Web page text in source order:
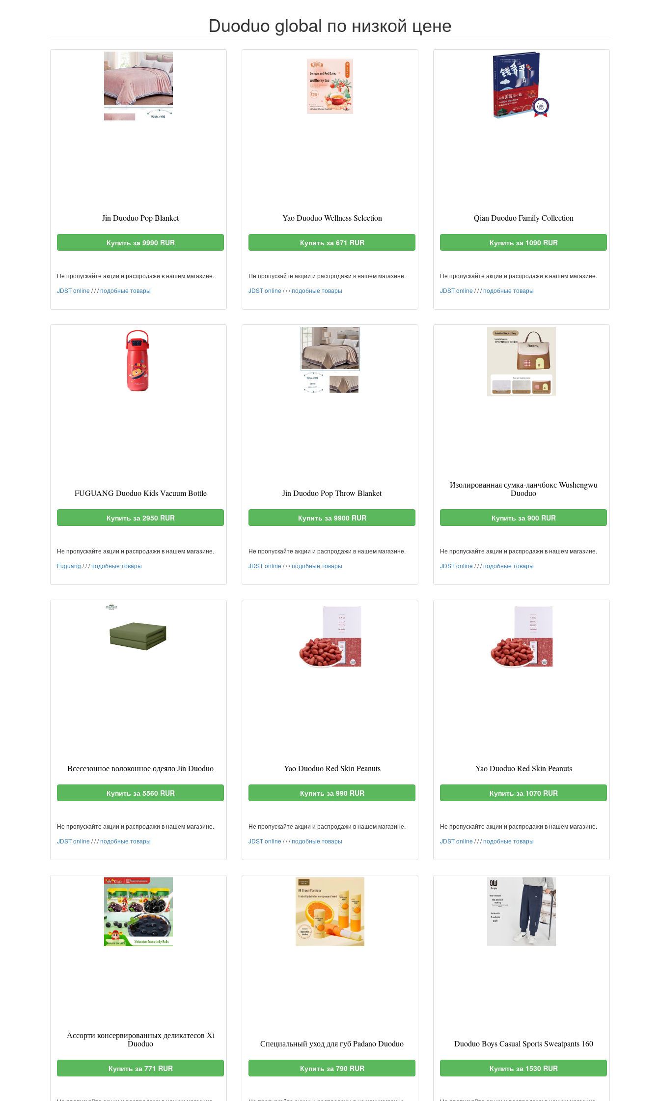
Duoduo global по низкой цене
Jin Duoduo Pop Blanket
Купить за 9990 RUR
Не пропускайте акции и распродажи в нашем магазине.
JDST online ///подобные товары
Yao Duoduo Wellness Selection
Купить за 671 RUR
Не пропускайте акции и распродажи в нашем магазине.
JDST online ///подобные товары
Qian Duoduo Family Collection
Купить за 1090 RUR
Не пропускайте акции и распродажи в нашем магазине.
JDST online ///подобные товары
FUGUANG Duoduo Kids Vacuum Bottle
Купить за 2950 RUR
Не пропускайте акции и распродажи в нашем магазине.
Fuguang ///подобные товары
Jin Duoduo Pop Throw Blanket
Купить за 9900 RUR
Не пропускайте акции и распродажи в нашем магазине.
JDST online ///подобные товары
Изолированная сумка-ланчбокс Wushengwu
Duoduo
Купить за 900 RUR
Не пропускайте акции и распродажи в нашем магазине.
JDST online ///подобные товары
Всесезонное волоконное одеяло Jin Duoduo
Купить за 5560 RUR
Не пропускайте акции и распродажи в нашем магазине.
JDST online ///подобные товары
Yao Duoduo Red Skin Peanuts
Купить за 990 RUR
Не пропускайте акции и распродажи в нашем магазине.
JDST online ///подобные товары
Yao Duoduo Red Skin Peanuts
Купить за 1070 RUR
Не пропускайте акции и распродажи в нашем магазине.
JDST online ///подобные товары
Ассорти консервированных деликатесов Xi
Duoduo
Купить за 771 RUR
Специальный уход для губ Padano Duoduo
Купить за 790 RUR
Duoduo Boys Casual Sports Sweatpants 160
Купить за 1530 RUR